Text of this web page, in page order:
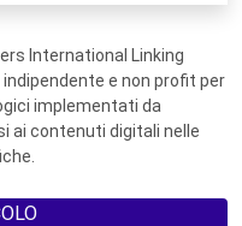
International Linking
e non profit per
implementati da
ai contenuti digitali nelle